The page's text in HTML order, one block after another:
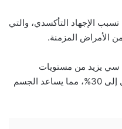
تسبب الإجهاد التأكسدي، والتي
الأمراض المزمنة.
سي يزيد من مستويات
مضادات الأكسدة في الدم بنسبة تصل إلى 30%، مما يساعد الجسم